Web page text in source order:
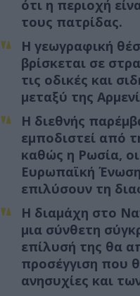
ότι η περιοχή
τους πατρίδας.
Η γεωγραφική
βρίσκεται σε
τις οδικές και
μεταξύ της
Η διεθνής
εμποδιστεί από
καθώς η Ρωσία,
Ευρωπαϊκή
επιλύσουν τη
Η διαμάχη στο
μια σύνθετη
επίλυσή της θα
προσέγγιση που
ανησυχίες και